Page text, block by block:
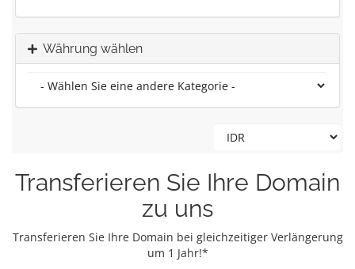
Währung wählen
Transferieren Sie Ihre Domain
zu uns
Transferieren Sie Ihre Domain bei gleichzeitiger Verlängerung
um 1 Jahr!*